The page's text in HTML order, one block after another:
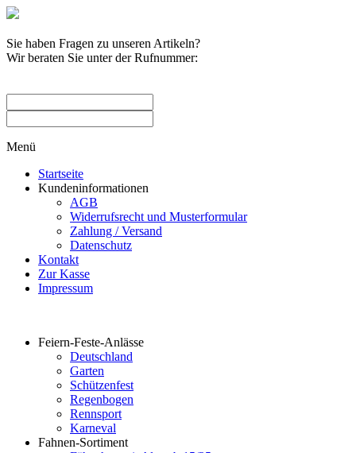
Sie haben Fragen zu unseren Artikeln?
Wir beraten Sie unter der Rufnummer:
Menü
Startseite
Kundeninformationen
AGB
Widerrufsrecht und Musterformular
Zahlung / Versand
Datenschutz
Kontakt
Zur Kasse
Impressum
Feiern-Feste-Anlässe
Deutschland
Garten
Schützenfest
Regenbogen
Rennsport
Karneval
Fahnen-Sortiment